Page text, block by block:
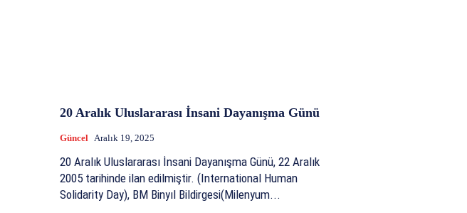
20 Aralık Uluslararası İnsani Dayanışma Günü
Güncel Aralık 19, 2025
20 Aralık Uluslararası İnsani Dayanışma Günü, 22 Aralık
2005 tarihinde ilan edilmiştir. (International Human
Solidarity Day), BM Binyıl Bildirgesi(Milenyum...